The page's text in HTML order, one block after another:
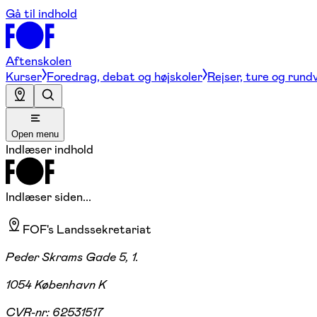
Gå til indhold
Aftenskolen
Kurser Foredrag, debat og højskoler Rejser, ture og
Open menu
Indlæser indhold
Indlæser siden...
FOF's Landssekretariat
Peder Skrams Gade 5, 1.
1054 København K
CVR-nr: 62531517